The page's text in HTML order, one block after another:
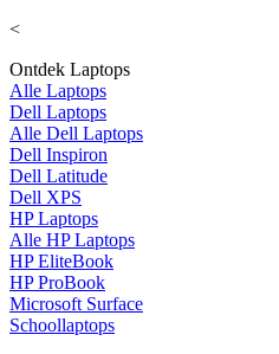
<
Ontdek Laptops
Alle Laptops
Dell Laptops
Alle Dell Laptops
Dell Inspiron
Dell Latitude
Dell XPS
HP Laptops
Alle HP Laptops
HP EliteBook
HP ProBook
Microsoft Surface
Schoollaptops